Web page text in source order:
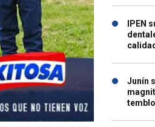
IPEN
Junín